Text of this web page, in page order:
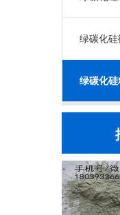
绿碳化硅
绿碳化